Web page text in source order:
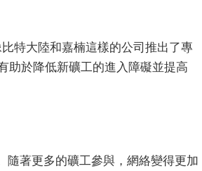
特大陸和嘉楠這樣的公司推出了專
助於降低新礦工的進入障礙並提高
隨著更多的礦工參與，網絡變得更加